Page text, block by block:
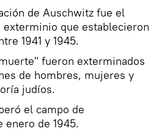
de Auschwitz fue el
que establecieron
1941 y 1945.
fueron exterminados
de hombres, mujeres y
judíos.
el campo de
enero de 1945.